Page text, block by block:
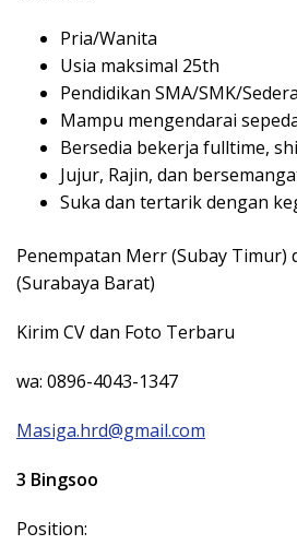
Pria/Wanita
Usia maksimal 25th
Pendidikan SMA/SMK/
Mampu mengendarai
Bersedia bekerja fulltime,
Jujur, Rajin, dan
Suka dan tertarik dengan
Penempatan Merr (Subay Timur)
(Surabaya Barat)
Kirim CV dan Foto Terbaru
wa: 0896-4043-1347
Masiga.hrd@gmail.com
3 Bingsoo
Position: